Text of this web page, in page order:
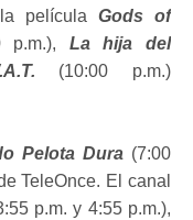
película Gods of
La hija del
(10:00 p.m.)
Pelota Dura (7:00
TeleOnce. El canal
p.m. y 4:55 p.m.),